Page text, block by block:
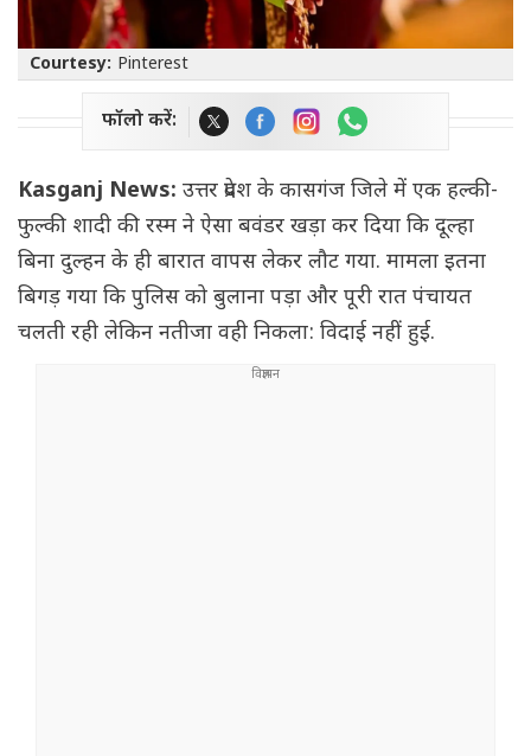
Courtesy: Pinterest
फॉलो करें:
Kasganj News: उत्तर प्रदेश के कासगंज जिले में एक हल्की-
फुल्की शादी की रस्म ने ऐसा बवंडर खड़ा कर दिया कि दूल्हा
बिना दुल्हन के ही बारात वापस लेकर लौट गया. मामला इतना
बिगड़ गया कि पुलिस को बुलाना पड़ा और पूरी रात पंचायत
चलती रही लेकिन नतीजा वही निकला: विदाई नहीं हुई.